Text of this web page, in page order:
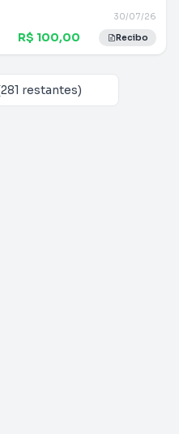
30/07/26
R$ 100,00 Recibo
restantes)